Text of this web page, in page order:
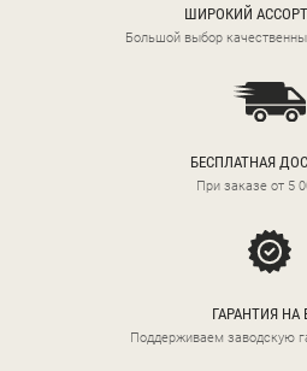
ШИРОКИЙ
Большой выбор
БЕСПЛАТНАЯ
При заказе от 5
ГАРАНТИЯ НА
Поддерживаем заводскую